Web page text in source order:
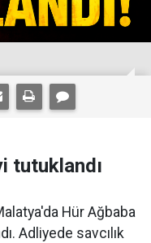
tutuklandı
Hür Ağbaba
Adliyede savcılık